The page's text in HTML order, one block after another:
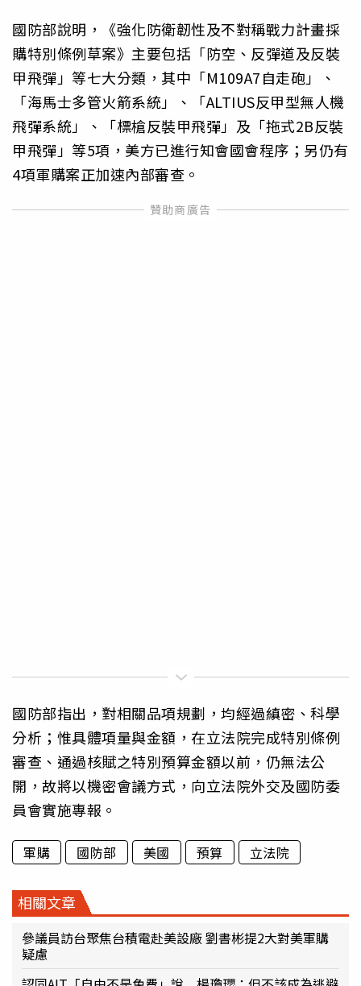
國防部說明，《強化防衛韌性及不對稱戰力計畫採
購特別條例草案》主要包括「防空、反彈道及反裝
甲飛彈」等七大分類，其中「M109A7自走砲」、
「海馬士多管火箭系統」、「ALTIUS反甲型無人機
飛彈系統」、「標槍反裝甲飛彈」及「拖式2B反裝
甲飛彈」等5項，美方已進行知會國會程序；另仍有
4項軍購案正加速內部審查。
國防部指出，對相關品項規劃，均經過縝密、科學
分析；惟具體項量與金額，在立法院完成特別條例
審查、通過核賦之特別預算金額以前，仍無法公
開，故將以機密會議方式，向立法院外交及國防委
員會實施專報。
軍購 國防部 美國 預算 立法院
相關文章
參議員訪台聚焦台積電赴美設廠 劉書彬提2大對美軍購
疑慮